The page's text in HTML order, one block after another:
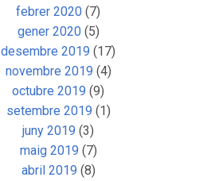
febrer 2020 (7)
gener 2020(5)
desembre 2019 (17)
novembre 2019 (4)
octubre 2019 (9)
setembre 2019 (1)
juny 2019 (3)
maig 2019 (7)
abril 2019 (8)